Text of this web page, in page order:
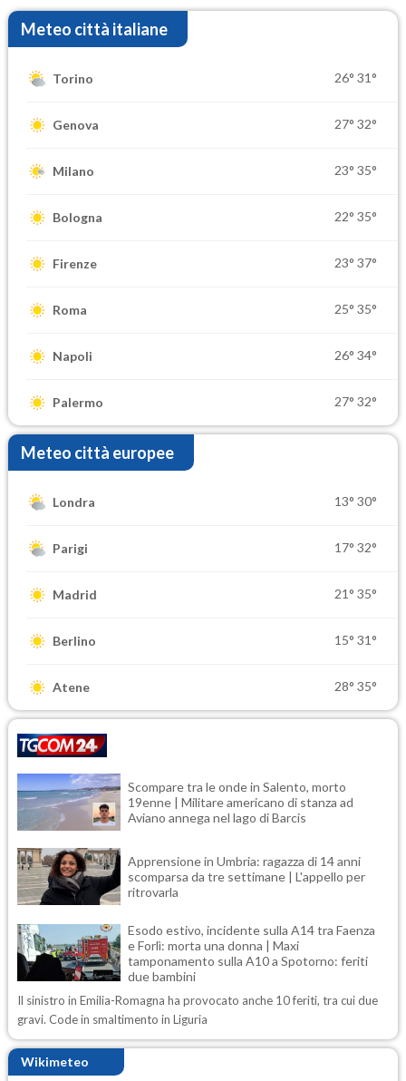
Meteo città italiane
Torino 26° 31°
Genova 27° 32°
Milano 23° 35°
Bologna 22° 35°
Firenze 23° 37°
Roma 25° 35°
Napoli 26° 34°
Palermo 27° 32°
Meteo città europee
Londra 13° 30°
Parigi 17° 32°
Madrid 21° 35°
Berlino 15° 31°
Atene 28° 35°
Scompare tra le onde in Salento, morto
19enne | Militare americano di stanza ad
Aviano annega nel lago di Barcis
Apprensione in Umbria: ragazza di 14 anni
scomparsa da tre settimane | L'appello per
ritrovarla
Esodo estivo, incidente sulla A14 tra Faenza
e Forlì: morta una donna | Maxi
tamponamento sulla A10 a Spotorno: feriti
due bambini
Il sinistro in Emilia-Romagna ha provocato anche 10 feriti, tra cui due
gravi. Code in smaltimento in Liguria
Wikimeteo